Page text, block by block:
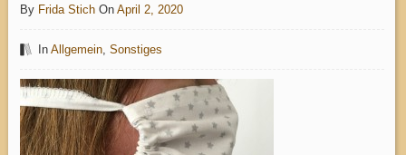
By Frida Stich On April 2, 2020
In Allgemein, Sonstiges